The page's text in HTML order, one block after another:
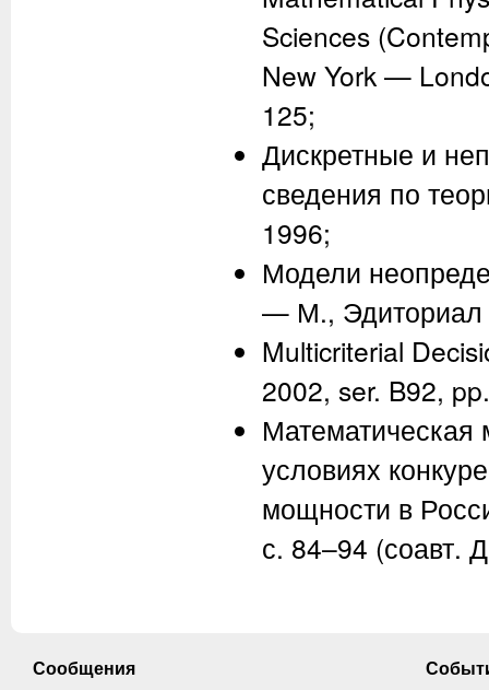
Sciences
New York —
125;
Дискретные и
сведения по
1996;
Модели
— М.,
Multicriterial
2002, ser. B92,
Математическая
условиях
мощности в
с. 84–94 (соавт.
Сообщения